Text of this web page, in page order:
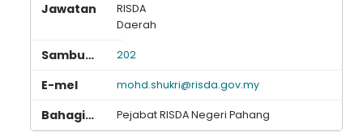
RISDA
Daerah
202
mohd.shukri@risda.gov.my
Pejabat RISDA Negeri Pahang